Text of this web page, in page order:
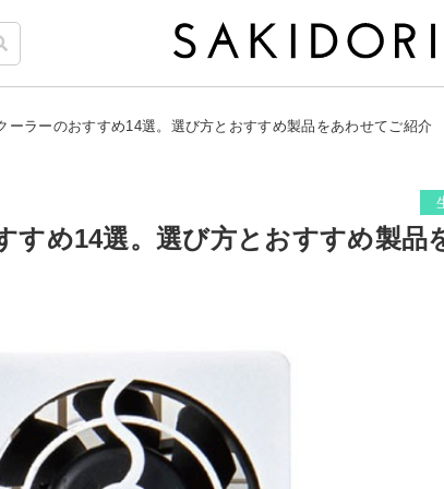
ーラーのおすすめ14選。選び方とおすすめ製品をあわせてご紹介
すめ14選。選び方とおすすめ製品